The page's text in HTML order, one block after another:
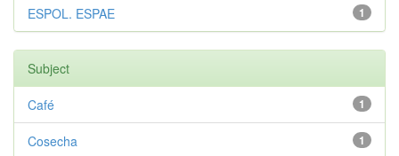
1
ESPOL. ESPAE
Subject
1
Café
1
Cosecha